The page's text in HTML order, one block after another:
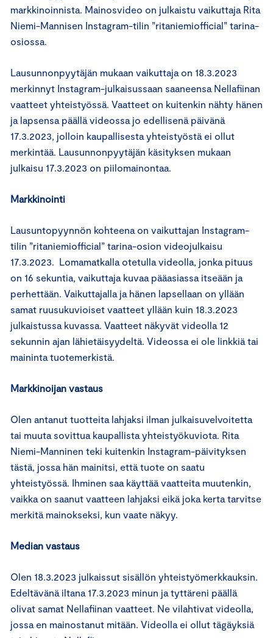
markkinoinnista. Mainosvideo on julkaistu vaikuttaja Rita
Niemi-Mannisen Instagram-tilin ”ritaniemiofficial” tarina-
osiossa.
Lausunnonpyytäjän mukaan vaikuttaja on 18.3.2023
merkinnyt Instagram-julkaisussaan saaneensa Nellafiinan
vaatteet yhteistyössä. Vaatteet on kuitenkin nähty hänen
ja lapsensa päällä videossa jo edellisenä päivänä
17.3.2023, jolloin kaupallisesta yhteistyöstä ei ollut
merkintää. Lausunnonpyytäjän käsityksen mukaan
julkaisu 17.3.2023 on piilomainontaa.
Markkinointi
Lausuntopyynnön kohteena on vaikuttajan Instagram-
tilin ”ritaniemiofficial” tarina-osion videojulkaisu
17.3.2023. Lomamatkalla otetulla videolla, jonka pituus
on 16 sekuntia, vaikuttaja kuvaa pääasiassa itseään ja
perhettään. Vaikuttajalla ja hänen lapsellaan on yllään
samat ruusukuvioiset vaatteet yllään kuin 18.3.2023
julkaistussa kuvassa. Vaatteet näkyvät videolla 12
sekunnin ajan lähietäisyydeltä. Videossa ei ole linkkiä tai
maininta tuotemerkistä.
Markkinoijan vastaus
Olen antanut tuotteita lahjaksi ilman julkaisuvelvoitetta
tai muuta sovittua kaupallista yhteistyökuviota. Rita
Niemi-Manninen teki kuitenkin Instagram-päivityksen
tästä, jossa hän mainitsi, että tuote on saatu
yhteistyössä. Ihminen saa käyttää vaatteita muutenkin,
vaikka on saanut vaatteen lahjaksi eikä joka kerta tarvitse
merkitä mainokseksi, kun vaate näkyy.
Median vastaus
Olen 18.3.2023 julkaissut sisällön yhteistyömerkkauksin.
Edeltävänä iltana 17.3.2023 minun ja tyttäreni päällä
olivat samat Nellafiinan vaatteet. Ne vilahtivat videolla,
jossa en mainostanut mitään. Videolla ei ollut tägäyksiä